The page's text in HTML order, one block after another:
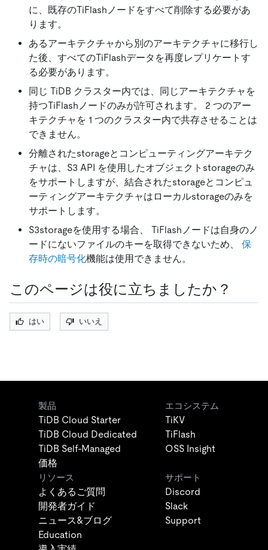
に、既存のTiFlashノードをすべて削除する必要があ
ります。
あるアーキテクチャから別のアーキテクチャに移行し
た後、すべてのTiFlashデータを再度レプリケートす
る必要があります。
同じ TiDB クラスター内では、同じアーキテクチャを
持つTiFlashノードのみが許可されます。 2 つのアー
キテクチャを 1 つのクラスター内で共存させることは
できません。
分離されたstorageとコンピューティングアーキテク
チャは、S3 API を使用したオブジェクトstorageのみ
をサポートしますが、結合されたstorageとコンピュ
ーティングアーキテクチャはローカルstorageのみを
サポートします。
S3storageを使用する場合、 TiFlashノードは自身のノ
ードにないファイルのキーを取得できないため、 保
存時の暗号化機能は使用できません。
このページは役に立ちましたか？
はい いいえ
製品
TiDB Cloud Starter
TiDB Cloud Dedicated
TiDB Self-Managed
価格
エコシステム
TiKV
TiFlash
OSS Insight
リソース
よくあるご質問
開発者ガイド
ニュース&ブログ
Education
サポート
Discord
Slack
Support